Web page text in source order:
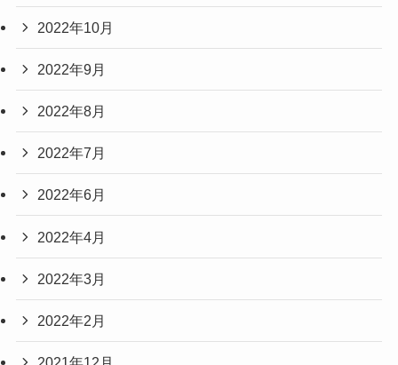
2022年10月
2022年9月
2022年8月
2022年7月
2022年6月
2022年4月
2022年3月
2022年2月